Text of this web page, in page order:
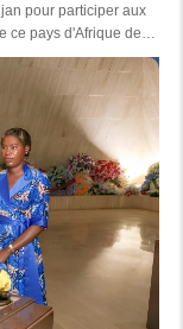
pour participer aux
ce pays d'Afrique de